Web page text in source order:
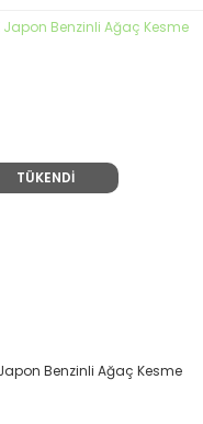
TÜKENDİ
Benzinli Ağaç Kesme